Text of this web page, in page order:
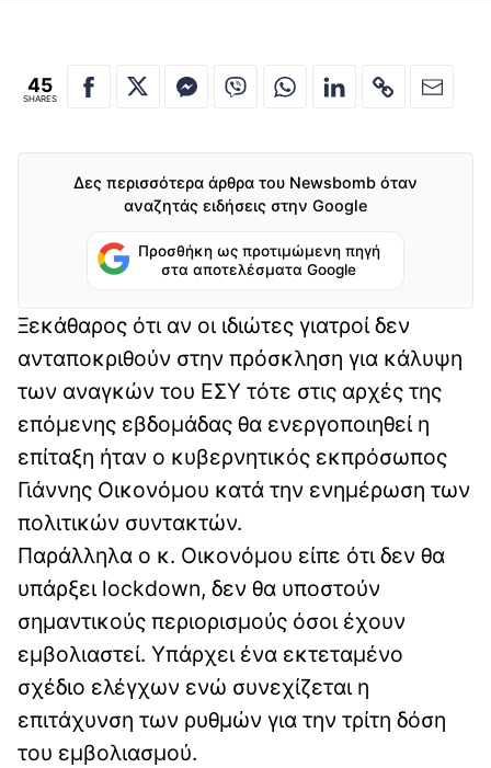
45
SHARES
Δες περισσότερα άρθρα του Newsbomb όταν
αναζητάς ειδήσεις στην Google
Προσθήκη ως προτιμώμενη πηγή
στα αποτελέσματα Google
Ξεκάθαρος ότι αν οι ιδιώτες γιατροί δεν
ανταποκριθούν στην πρόσκληση για κάλυψη
των αναγκών του ΕΣΥ τότε στις αρχές της
επόμενης εβδομάδας θα ενεργοποιηθεί η
επίταξη ήταν ο κυβερνητικός εκπρόσωπος
Γιάννης Οικονόμου κατά την ενημέρωση των
πολιτικών συντακτών.
Παράλληλα ο κ. Οικονόμου είπε ότι δεν θα
υπάρξει lockdown, δεν θα υποστούν
σημαντικούς περιορισμούς όσοι έχουν
εμβολιαστεί. Υπάρχει ένα εκτεταμένο
σχέδιο ελέγχων ενώ συνεχίζεται η
επιτάχυνση των ρυθμών για την τρίτη δόση
του εμβολιασμού.